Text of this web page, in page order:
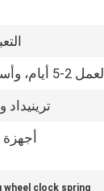
العمل 2-5 أيام، وأساساً يعتمد على الكمية
ترينيداد
أجهزة
wheel clock spring